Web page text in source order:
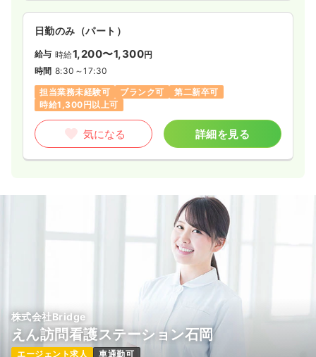
日勤のみ（パート）
給与 時給1,200〜1,300円
時間 8:30～17:30
担当業務未経験可
ブランク可
第二新卒可
時給1,300円以上可
気になる 詳細を見る
株式会社Bridge
えん訪問看護ステーション石岡
エージェント求人 車通勤可